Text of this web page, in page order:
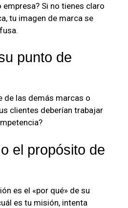
Si no tienes claro
tu imagen de marca se
punto de
de las demás marcas o
clientes deberían trabajar
el propósito de
es el «por qué» de su
es tu misión, intenta